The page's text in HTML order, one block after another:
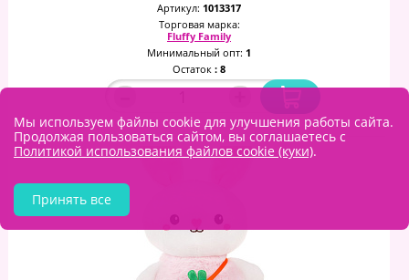
Артикул: 1013317
Торговая марка:
Fluffy Family
Минимальный опт: 1
Остаток : 8
– +
Мы используем файлы cookie для улучшения работы сайта.
Продолжая пользоваться сайтом, вы соглашаетесь с
Политикой использования файлов cookie (куки).
Принять все